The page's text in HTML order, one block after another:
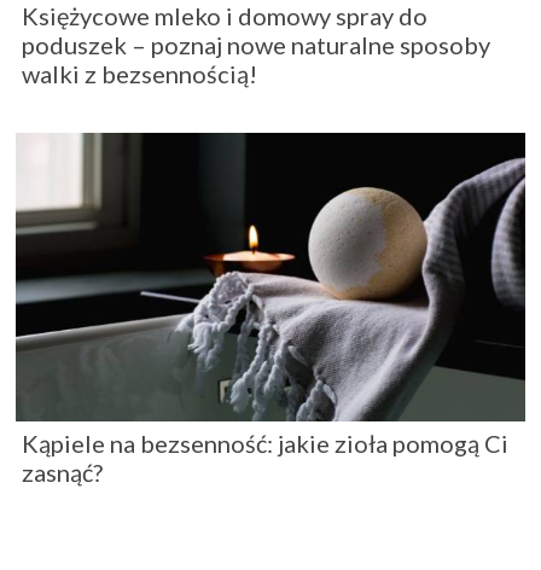
Księżycowe mleko i domowy spray do
poduszek – poznaj nowe naturalne sposoby
walki z bezsennością!
Kąpiele na bezsenność: jakie zioła pomogą Ci
zasnąć?